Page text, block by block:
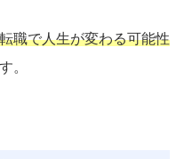
職で人生が変わる可能性
。